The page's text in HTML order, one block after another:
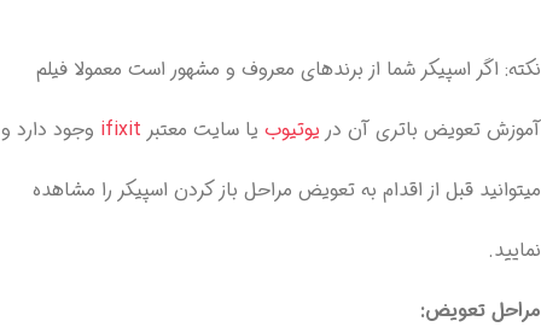
نکته: اگر اسپیکر شما از برندهای معروف و مشهور است معمولا فیلم
آموزش تعویض باتری آن در یوتیوب یا سایت معتبر ifixit وجود دارد و
میتوانید قبل از اقدام به تعویض مراحل باز کردن اسپیکر را مشاهده
نمایید.
مراحل تعویض: